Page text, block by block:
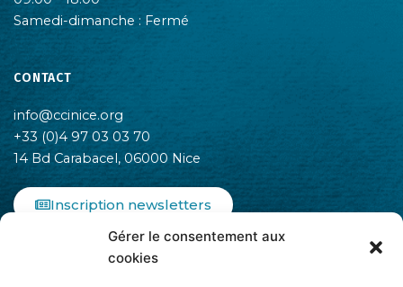
Gérer le consentement aux
cookies
Samedi-dimanche : Fermé
CONTACT
info@ccinice.org
+33 (0)4 97 03 03 70
14 Bd Carabacel, 06000 Nice
Inscription newsletters
L
i